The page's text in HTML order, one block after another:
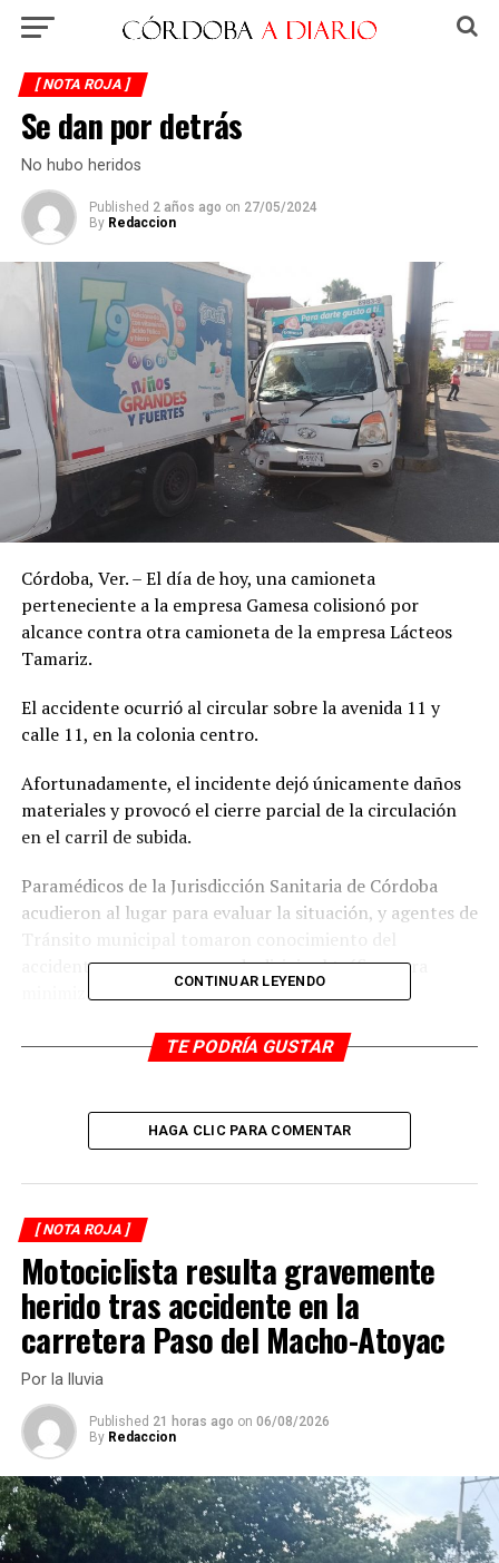
[ NOTA ROJA ]
Se dan por detrás
No hubo heridos
Published 2 años ago on 27/05/2024
By Redaccion
Córdoba, Ver. – El día de hoy, una camioneta
perteneciente a la empresa Gamesa colisionó por
alcance contra otra camioneta de la empresa Lácteos
Tamariz.
El accidente ocurrió al circular sobre la avenida 11 y
calle 11, en la colonia centro.
Afortunadamente, el incidente dejó únicamente daños
materiales y provocó el cierre parcial de la circulación
en el carril de subida.
Paramédicos de la Jurisdicción Sanitaria de Córdoba
acudieron al lugar para evaluar la situación, y agentes de
Tránsito municipal tomaron conocimiento del
accidente y se encargaron de dirigir el tráfico para
minimizar los inconvenientes a los conductores.
RELATED TOPICS:
Sin vida, encuentran a desaparecido
CONTINUAR LEYENDO
TE PODRÍA GUSTAR
HAGA CLIC PARA COMENTAR
[ NOTA ROJA ]
Motociclista resulta gravemente
herido tras accidente en la
carretera Paso del Macho-Atoyac
Por la lluvia
Published 21 horas ago on 06/08/2026
By Redaccion